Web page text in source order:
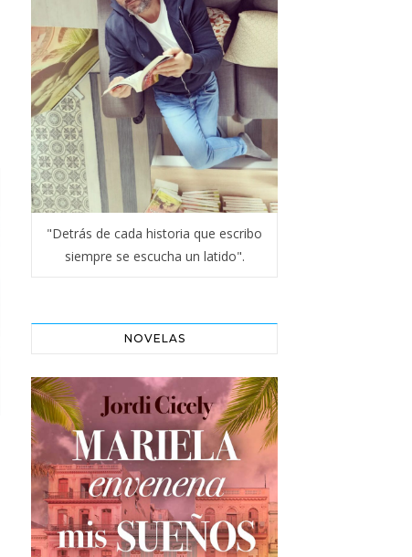
"Detrás de cada historia que escribo
siempre se escucha un latido".
NOVELAS